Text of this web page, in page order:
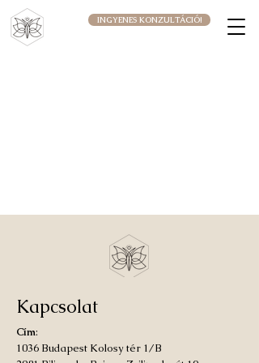
INGYENES KONZULTÁCIÓ!
Kapcsolat
Cím:
1036 Budapest Kolosy tér 1/B